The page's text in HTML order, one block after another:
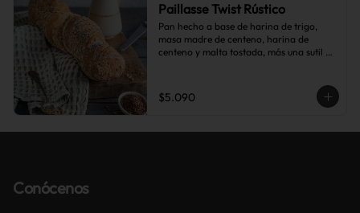
Paillasse Twist Rústico
Pan hecho a base de harina de trigo,
masa madre de centeno, harina de
centeno y malta tostada, más una sutil
tostado y frutos secos.
$5.090
Conócenos